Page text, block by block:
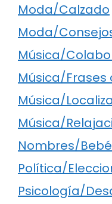
Moda/Calzado
Moda/
Música/
Música/Frases
Música/
Música/
Nombres/
Política/
Psicología/